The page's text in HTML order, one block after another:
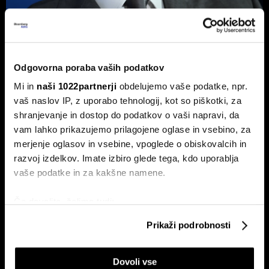
Odgovorna poraba vaših podatkov
Mi in naši 1022partnerji obdelujemo vaše podatke, npr.
vaš naslov IP, z uporabo tehnologij, kot so piškotki, za
shranjevanje in dostop do podatkov o vaši napravi, da
vam lahko prikazujemo prilagojene oglase in vsebino, za
merjenje oglasov in vsebine, vpoglede o obiskovalcih in
razvoj izdelkov. Imate izbiro glede tega, kdo uporablja
vaše podatke in za kakšne namene.
Identificirati napravo z aktivnim preverjanjem
lastnosti (odčitavanje prstnih odtisov)
Prikaži podrobnosti
Dovoli vse
danes ali jutri. Iran razmišlja, da bi
Evropi dovolil odstranjevanje min v
ožini
Katar in Bessent naznanjata napredek pri kratkoročnem
dogovoru med ZDA in Iranom.
Top 5 novic za začetek dneva:
Zakaj kitajski AI-šok ne bo rešil
Kitajske, bo pa počil borzni balon
v ZDA